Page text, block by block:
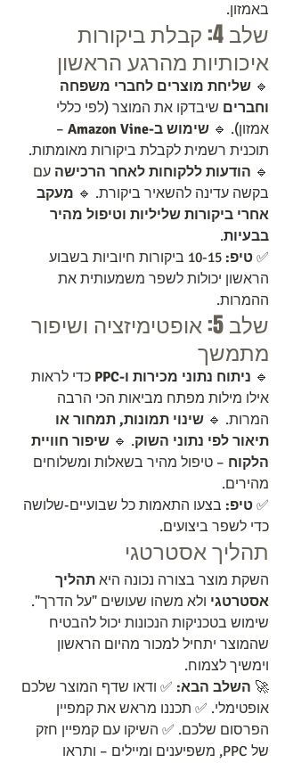
באמזון.
שלב 4: קבלת ביקורות
איכותיות מהרגע הראשון
🔹 שליחת מוצרים לחברי משפחה
וחברים שיבדקו את המוצר (לפי כללי
אמזון). 🔹 שימוש ב-Amazon Vine
–
תוכנית רשמית לקבלת ביקורות מאומתות.
🔹 הודעות ללקוחות לאחר הרכישה עם
בקשה עדינה להשאיר ביקורת. 🔹 מעקב
אחרי ביקורות שליליות וטיפול מהיר
בבעיות.
✅ טיפ:
10-15 ביקורות חיוביות בשבוע
הראשון יכולות לשפר משמעותית את
ההמרות.
שלב 5: אופטימיזציה ושיפור
מתמשך
🔹 ניתוח נתוני מכירות ו-PPC
כדי לראות
אילו מילות מפתח מביאות הכי הרבה
המרות. 🔹 שינוי תמונות, תמחור או
תיאור לפי נתוני השוק. 🔹 שיפור חוויית
הלקוח – טיפול מהיר בשאלות ומשלוחים
מהירים.
✅ טיפ: בצעו התאמות כל שבועיים-שלושה
כדי לשפר ביצועים.
תהליך אסטרטגי
השקת מוצר בצורה נכונה היא תהליך
אסטרטגי ולא משהו שעושים "על הדרך".
שימוש בטכניקות הנכונות יכול להבטיח
שהמוצר יתחיל למכור מהיום הראשון
וימשיך לצמוח.
🚀 השלב הבא: ✅ ודאו שדף המוצר שלכם
אופטימלי. ✅ תכננו מראש את קמפיין
הפרסום שלכם. ✅ השיקו עם קמפיין חזק
של PPC, משפיענים ומיילים – ותראו